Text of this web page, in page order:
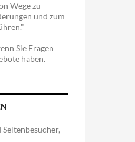
Wege zu
und zum
Sie Fragen
haben.